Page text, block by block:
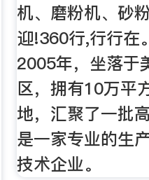
机、磨粉机、砂
迎!360行,行行在
2005年，坐落于
区，拥有10万平
地，汇聚了一批
是一家专业的生
技术企业。